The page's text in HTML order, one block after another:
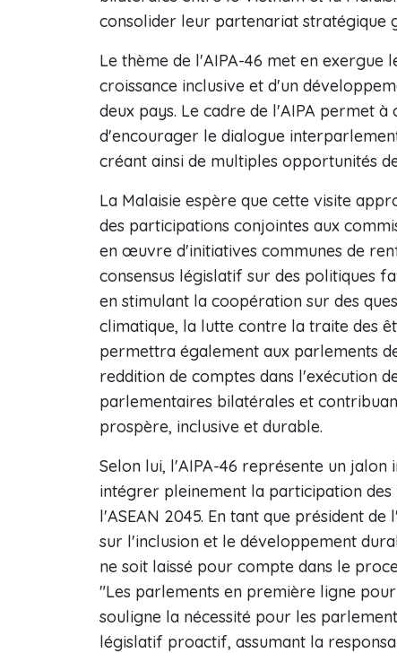
consolider leur partenariat stratégique
Le thème de l'AIPA-46 met en
croissance inclusive et d'un
deux pays. Le cadre de l'AIPA permet
d'encourager le dialogue
créant ainsi de multiples opportunités
La Malaisie espère que cette visite
des participations conjointes aux
en œuvre d'initiatives communes de
consensus législatif sur des politiques
en stimulant la coopération sur des
climatique, la lutte contre la traite des
permettra également aux parlements
reddition de comptes dans l'exécution
parlementaires bilatérales et
prospère, inclusive et durable.
Selon lui, l'AIPA-46 représente un
intégrer pleinement la participation
l'ASEAN 2045. En tant que président
sur l'inclusion et le développement
ne soit laissé pour compte dans le
"Les parlements en première ligne
souligne la nécessité pour les
législatif proactif, assumant la